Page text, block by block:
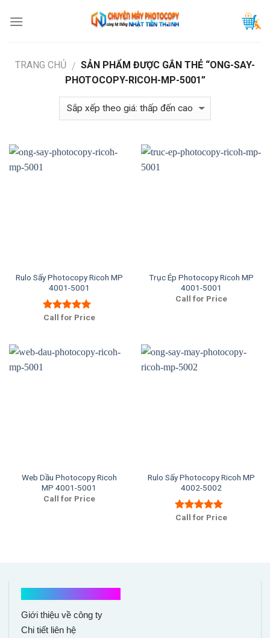
TRANG CHỦ / SẢN PHẨM ĐƯỢC GẮN THẺ “ONG-SAY-
PHOTOCOPY-RICOH-MP-5001”
Rulo Sấy Photocopy Ricoh MP
4001-5001
Được xếp
Call for Price
Trục Ép Photocopy Ricoh MP
4001-5001
Call for Price
Web Dầu Photocopy Ricoh
MP 4001-5001
Call for Price
Rulo Sấy Photocopy Ricoh MP
4002-5002
Được xếp
Call for Price
Giới thiệu về công ty
Chi tiết liên hệ